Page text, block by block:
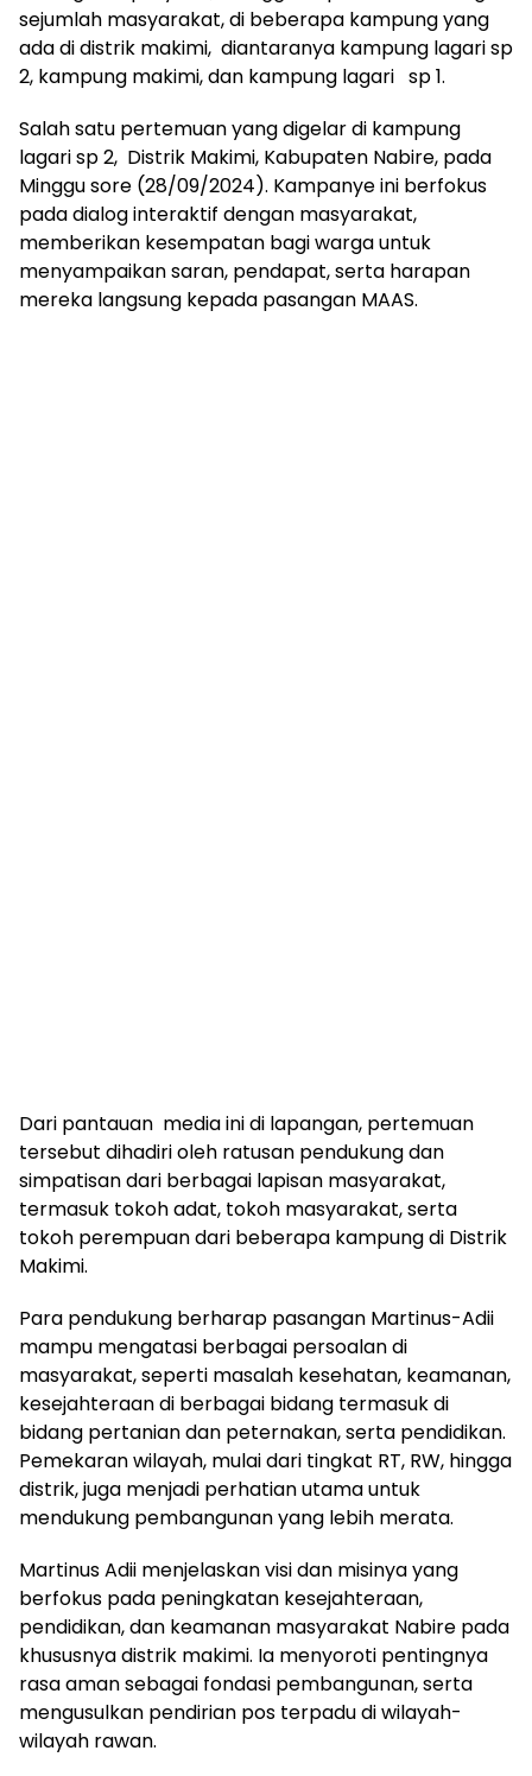
sejumlah masyarakat, di beberapa kampung yang
ada di distrik makimi, diantaranya kampung lagari sp
2, kampung makimi, dan kampung lagari sp 1.
Salah satu pertemuan yang digelar di kampung
lagari sp 2, Distrik Makimi, Kabupaten Nabire, pada
Minggu sore (28/09/2024). Kampanye ini berfokus
pada dialog interaktif dengan masyarakat,
memberikan kesempatan bagi warga untuk
menyampaikan saran, pendapat, serta harapan
mereka langsung kepada pasangan MAAS.
Dari pantauan media ini di lapangan, pertemuan
tersebut dihadiri oleh ratusan pendukung dan
simpatisan dari berbagai lapisan masyarakat,
termasuk tokoh adat, tokoh masyarakat, serta
tokoh perempuan dari beberapa kampung di Distrik
Makimi.
Para pendukung berharap pasangan Martinus-Adii
mampu mengatasi berbagai persoalan di
masyarakat, seperti masalah kesehatan, keamanan,
kesejahteraan di berbagai bidang termasuk di
bidang pertanian dan peternakan, serta pendidikan.
Pemekaran wilayah, mulai dari tingkat RT, RW, hingga
distrik, juga menjadi perhatian utama untuk
mendukung pembangunan yang lebih merata.
Martinus Adii menjelaskan visi dan misinya yang
berfokus pada peningkatan kesejahteraan,
pendidikan, dan keamanan masyarakat Nabire pada
khususnya distrik makimi. Ia menyoroti pentingnya
rasa aman sebagai fondasi pembangunan, serta
mengusulkan pendirian pos terpadu di wilayah-
wilayah rawan.